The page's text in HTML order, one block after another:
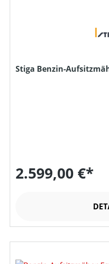
Stiga Benzin-
2.599,00 €*